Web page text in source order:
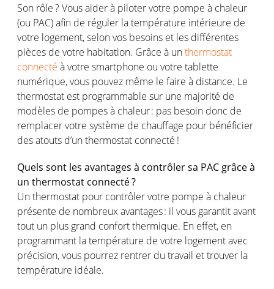
Son rôle? Vous aider à pilotervotre pompe à chaleur
(ou PAC)afin de réguler latempérature intérieure de
votre logement,selonvos besoins et les différentes
pièces de votre habitation. Grâce à unthermostat
connecté àvotre smartphone ou votre tablette
numérique,vous pouvez même le faire à distance. Le
thermostat est programmable sur une majorité de
modèles de pompesà chaleur: pas besoin donc de
remplacervotre système de chauffage pour bénéficier
desatouts d’un thermostat connecté !
Quels sont les avantages à contrôlersa PAC grâce à
un thermostat connecté?
Un thermostat pour contrôlervotre pompe à chaleur
présente de nombreuxavantages: il vous garantitavant
tout un plus grand confortthermique. En effet, en
programmant latempérature de votre logementavec
précision,vous pourrez rentrer du travail ettrouver la
température idéale.